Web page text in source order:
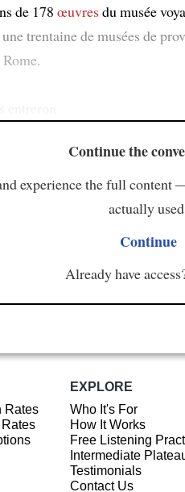
de 178 œuvresdu musée
trentaine de musées de
Continue the
experience the full content
actually
Continue
Already have
Rates
EXPLORE
Who It's For
How It Works
Free Listening
Intermediate
Testimonials
Contact Us